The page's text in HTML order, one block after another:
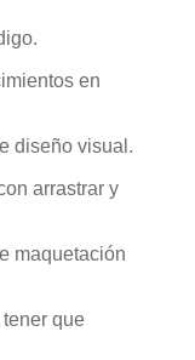
en
diseño visual.
arrastrar y
maquetación
que